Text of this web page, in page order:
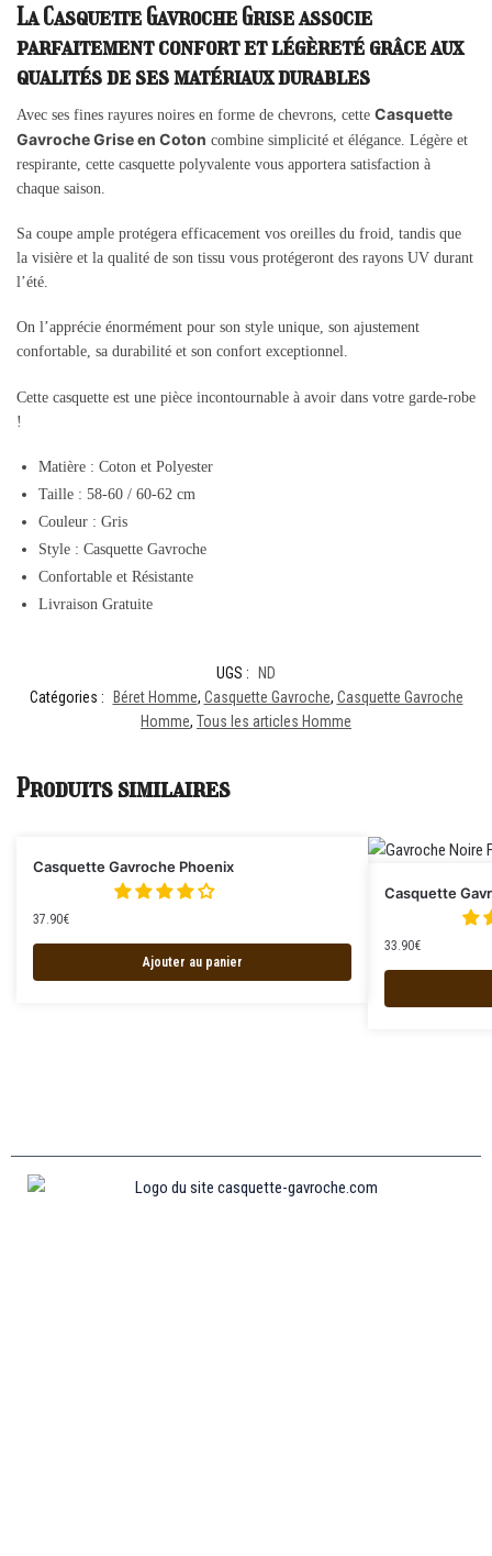
La Casquette Gavroche Grise associe
parfaitement confort et légèreté grâce aux
qualités de ses matériaux durables
Avec ses fines rayures noires en forme de chevrons, cette Casquette
Gavroche Grise en Coton combine simplicité et élégance. Légère et
respirante, cette casquette polyvalente vous apportera satisfaction à
chaque saison.
Sa coupe ample protégera efficacement vos oreilles du froid, tandis que
la visière et la qualité de son tissu vous protégeront des rayons UV durant
l’été.
On l’apprécie énormément pour son style unique, son ajustement
confortable, sa durabilité et son confort exceptionnel.
Cette casquette est une pièce incontournable à avoir dans votre garde-robe
!
Matière : Coton et Polyester
Taille : 58-60 / 60-62 cm
Couleur : Gris
Style : Casquette Gavroche
Confortable et Résistante
Livraison Gratuite
UGS :
ND
Catégories :
Béret Homme, Casquette Gavroche, Casquette Gavroche
Homme, Tous les articles Homme
Produits similaires
Casquette Gavroche Phoenix
37.90€
Ajouter au panier
Casquette
33.90€